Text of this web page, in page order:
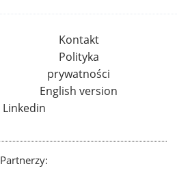
Kontakt
Polityka
prywatności
English version
Linkedin
Partnerzy: